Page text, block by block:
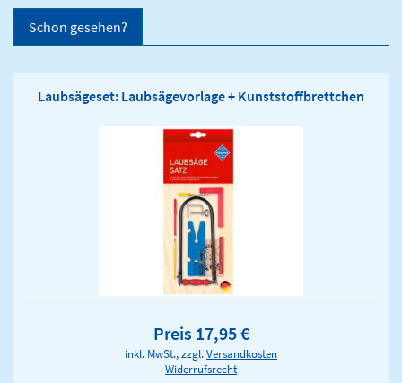
Schon gesehen?
Laubsägeset: Laubsägevorlage + Kunststoffbrettchen
Preis 17,95 €
inkl. MwSt., zzgl.Versandkosten
Widerrufsrecht